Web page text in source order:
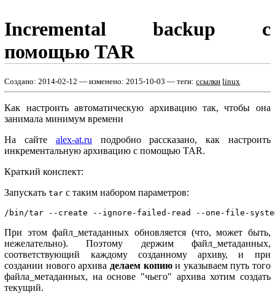
Incremental backup с
помощью TAR
Создано:2014-02-12 — изменено:2015-10-03 — теги:ссылки linux
Как настроить автоматическую архивацию так, чтобы она
занимала минимум времени
На сайте alex-at.ru подробно рассказано, как настроить
инкрементальную архивацию с помощью TAR.
Краткий конспект:
Запускатьtar с таким набором параметров:
При этом файл_метаданных обновляется (что, может быть,
нежелательно). Поэтому держим файл_метаданных,
соответствующий каждому созданному архиву, и при
создании нового архива делаем копиюи указываем путь того
файла_метаданных, на основе "чьего" архива хотим создать
текущий.